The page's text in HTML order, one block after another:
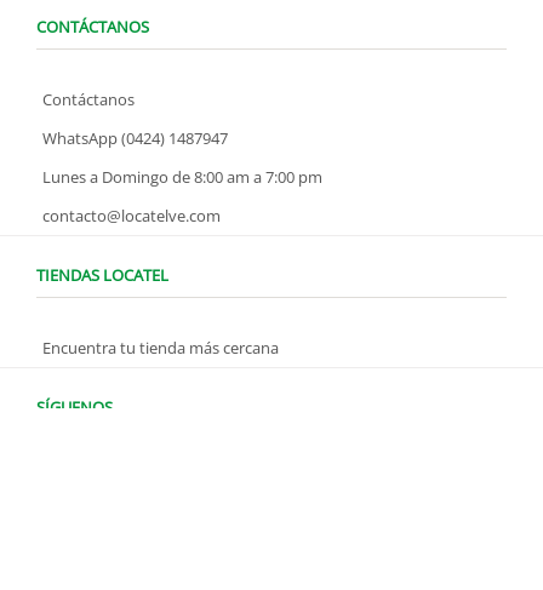
CONTÁCTANOS
Contáctanos
WhatsApp (0424) 1487947
Lunes a Domingo de 8:00 am a 7:00 pm
contacto@locatelve.com
TIENDAS LOCATEL
Encuentra tu tienda más cercana
SÍGUENOS